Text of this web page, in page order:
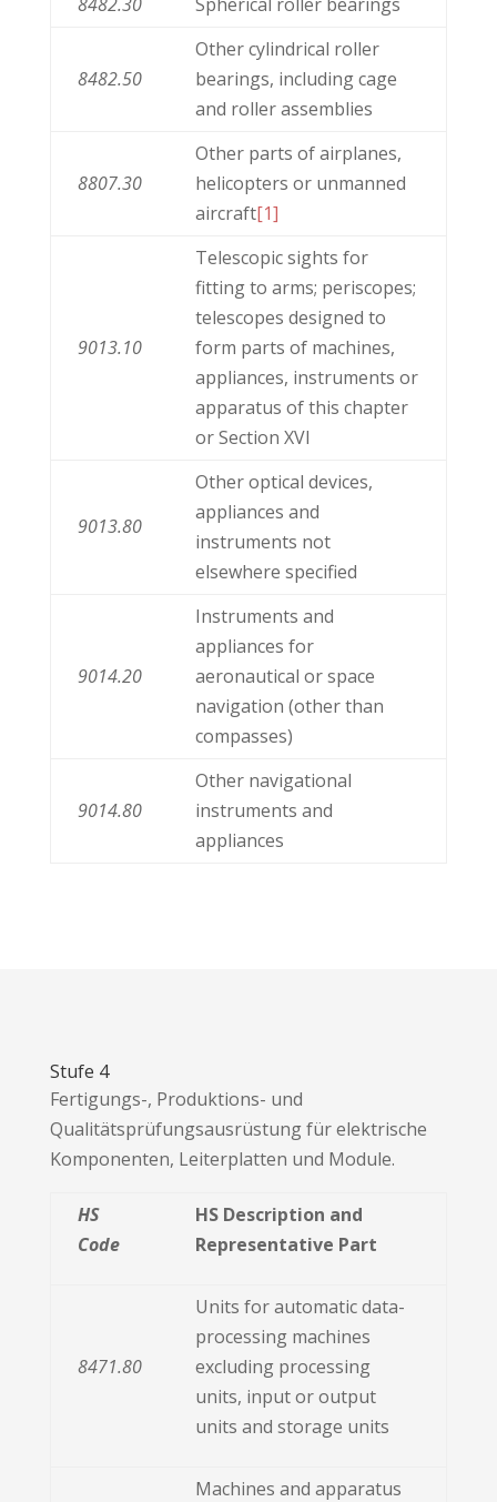
8482.50
Other cylindrical roller
bearings, including cage
and roller assemblies
8807.30
Other parts of airplanes,
helicopters or unmanned
aircraft[1]
9013.10
Telescopic sights for
fitting to arms; periscopes;
telescopes designed to
form parts of machines,
appliances, instruments or
apparatus of this chapter
or Section XVI
9013.80
Other optical devices,
appliances and
instruments not
elsewhere specified
9014.20
Instruments and
appliances for
aeronautical or space
navigation (other than
compasses)
9014.80
Other navigational
instruments and
appliances
Stufe 4
Fertigungs-, Produktions- und
Qualitätsprüfungsausrüstung für elektrische
Komponenten, Leiterplatten und Module.
HS
Code
HS Description and
Representative Part
8471.80
Units for automatic data-
processing machines
excluding processing
units, input or output
units and storage units
Machines and apparatus